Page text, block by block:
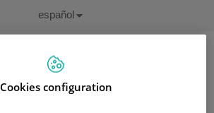
Idioma
Español
Cookies configuration